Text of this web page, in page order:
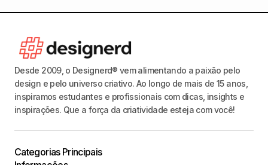
Desde 2009, o Designerd® vem alimentando a paixão pelo
design e pelo universo criativo. Ao longo de mais de 15 anos,
inspiramos estudantes e profissionais com dicas, insights e
inspirações. Que a força da criatividade esteja com você!
Categorias Principais